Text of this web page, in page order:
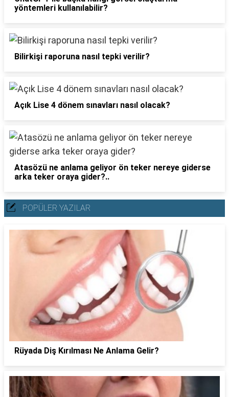
yöntemleri kullanılabilir?
Bilirkişi raporuna nasıl tepki verilir?
Açık Lise 4 dönem sınavları nasıl olacak?
Atasözü ne anlama geliyor ön teker nereye giderse
arka teker oraya gider?..
POPÜLER YAZILAR
Rüyada Diş Kırılması Ne Anlama Gelir?